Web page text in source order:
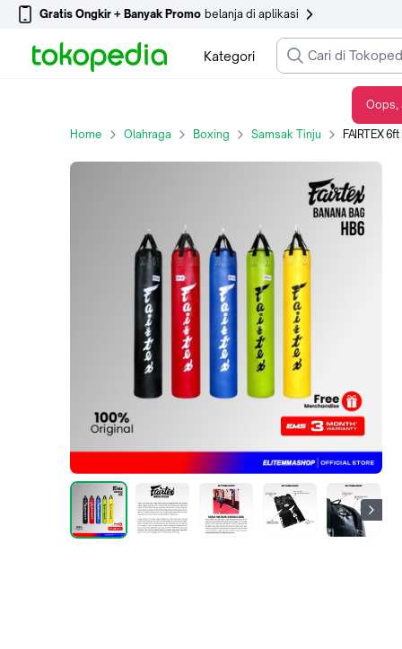
Gratis Ongkir + Banyak Promo belanja di aplikasi
Kategori
Home Olahraga Boxing Samsak Tinju FAIRTEX 6ft Muay
Oops,